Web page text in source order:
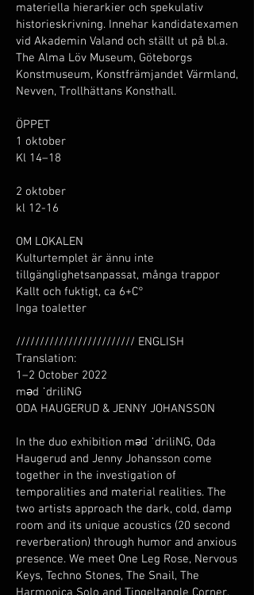
materiella hierarkier och spekulativ
historieskrivning. Innehar kandidatexamen
vid Akademin Valand och ställt ut på bl.a.
The Alma Löv Museum, Göteborgs
Konstmuseum, Konstfrämjandet Värmland,
Nevven, Trollhättans Konsthall.
ÖPPET
1 oktober
Kl 14–18
2 oktober
kl 12-16
OM LOKALEN
Kulturtemplet är ännu inte
tillgänglighetsanpassat, många trappor
Kallt och fuktigt, ca 6+C°
Inga toaletter
///////////////////////// ENGLISH
Translation:
1–2 October 2022
məd ˈdriliNG
ODA HAUGERUD & JENNY JOHANSSON
In the duo exhibition məd ˈdriliNG, Oda
Haugerud and Jenny Johansson come
together in the investigation of
temporalities and material realities. The
two artists approach the dark, cold, damp
room and its unique acoustics (20 second
reverberation) through humor and anxious
presence. We meet One Leg Rose, Nervous
Keys, Techno Stones, The Snail, The